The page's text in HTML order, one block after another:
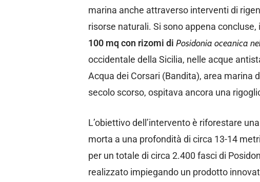
marina anche attraverso interventi di
risorse naturali. Si sono appena
100 mq con rizomi di Posidonia oceanica
occidentale della Sicilia, nelle acque
Acqua dei Corsari (Bandita), area marina
secolo scorso, ospitava ancora una
L’obiettivo dell’intervento è riforestare
morta a una profondità di circa 13-14
per un totale di circa 2.400 fasci di
realizzato impiegando un prodotto